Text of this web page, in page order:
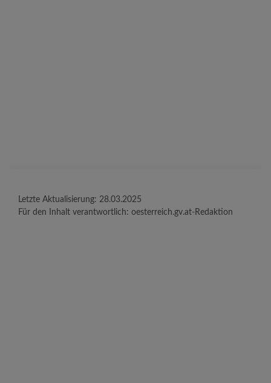
Letzte Aktualisierung: 28.03.2025
Für den Inhalt verantwortlich: oesterreich.gv.at-Redaktion